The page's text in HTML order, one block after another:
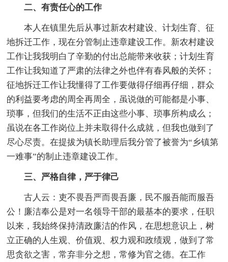
二、有责任心的工作
本人在镇里先后从事过新农村建设、计划生育、征
地拆迁工作，现在分管制止违章建设工作。新农村建设
工作让我我明白了辛勤的付出总能带来收获；计划生育
工作让我知道了严肃的法律之外也伴有春风般的关怀；
征地拆迁工作让我懂得了工作要做得仔细再仔细，群众
的利益要考虑的周全再周全，虽说做的可能都是小事、
琐事，但我们的生活不正由这些小事、琐事所构成么；
虽说在各工作岗位上并未取得什么成就，但我也做到了
尽心尽责。在提拔为镇长助理后我分管了被誉为“乡镇第
一难事”的制止违章建设工作。
三、严格自律，严于律己
古人云：吏不畏吾严而畏吾廉，民不服吾能而服吾
公！廉洁奉公是对一名领导干部的最基本的要求，任职
以来，我始终保持清政廉洁的作风，在思想意识上，树
立正确的人生观、价值观、权力观和政绩观，做到了常
思贪欲之害，常弃非分之想，常修为官之德。在工作